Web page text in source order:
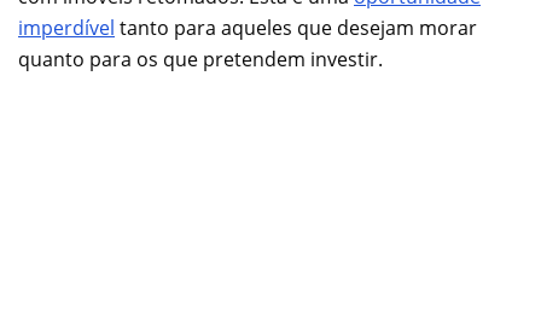
imperdível tanto para aqueles que desejam morar
quanto para os que pretendem investir.